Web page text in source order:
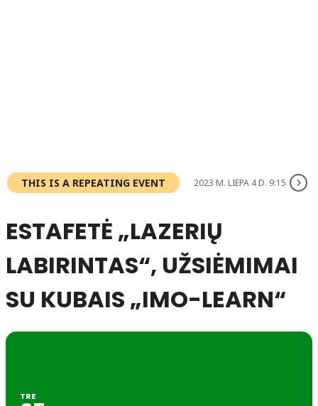
THIS IS A REPEATING EVENT 2023 M. LIEPA 4 D. 9:15
ESTAFETĖ „LAZERIŲ
LABIRINTAS“, UŽSIĖMIMAI
SU KUBAIS „IMO-LEARN“
TRE